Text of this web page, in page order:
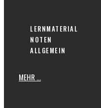
LERNMATERIAL
NOTEN
ALLGEMEIN
MEHR …